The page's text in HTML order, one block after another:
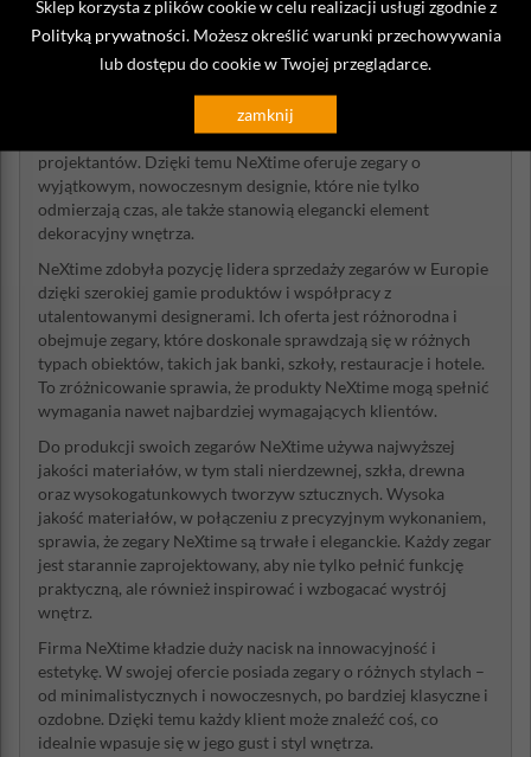
Sklep korzysta z plików cookie w celu realizacji usługi zgodnie z
Polityką prywatności . Możesz określić warunki przechowywania
lub dostępu do cookie w Twojej przeglądarce.
zamknij
NeXtime to renomowana holenderska firma, która jest
liderem w branży zegarów w Europie. Firma specjalizuje się w
produkcji zarówno zegarów ściennych, jak i stojących, które
są podzielone na różne kolekcje, tworzone przez niezależnych
projektantów. Dzięki temu NeXtime oferuje zegary o
wyjątkowym, nowoczesnym designie, które nie tylko
odmierzają czas, ale także stanowią elegancki element
dekoracyjny wnętrza.
NeXtime zdobyła pozycję lidera sprzedaży zegarów w Europie
dzięki szerokiej gamie produktów i współpracy z
utalentowanymi designerami. Ich oferta jest różnorodna i
obejmuje zegary, które doskonale sprawdzają się w różnych
typach obiektów, takich jak banki, szkoły, restauracje i hotele.
To zróżnicowanie sprawia, że produkty NeXtime mogą spełnić
wymagania nawet najbardziej wymagających klientów.
Do produkcji swoich zegarów NeXtime używa najwyższej
jakości materiałów, w tym stali nierdzewnej, szkła, drewna
oraz wysokogatunkowych tworzyw sztucznych. Wysoka
jakość materiałów, w połączeniu z precyzyjnym wykonaniem,
sprawia, że zegary NeXtime są trwałe i eleganckie. Każdy zegar
jest starannie zaprojektowany, aby nie tylko pełnić funkcję
praktyczną, ale również inspirować i wzbogacać wystrój
wnętrz.
Firma NeXtime kładzie duży nacisk na innowacyjność i
estetykę. W swojej ofercie posiada zegary o różnych stylach –
od minimalistycznych i nowoczesnych, po bardziej klasyczne i
ozdobne. Dzięki temu każdy klient może znaleźć coś, co
idealnie wpasuje się w jego gust i styl wnętrza.